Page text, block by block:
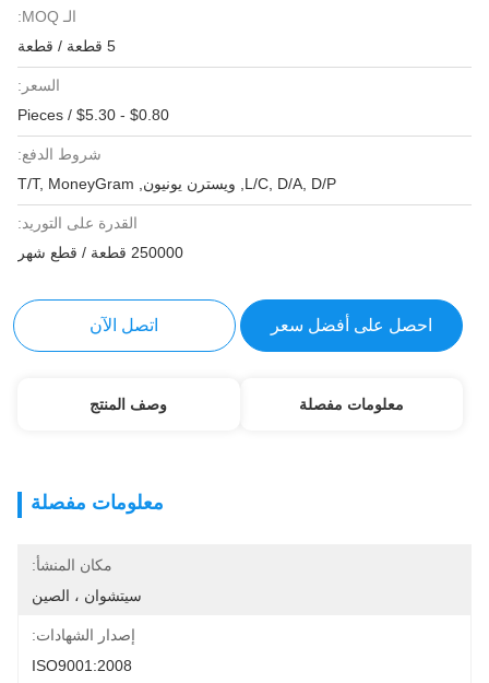
الـ MOQ:
5 قطعة / قطعة
السعر:
$0.80 - $5.30 / Pieces
شروط الدفع:
L/C, D/A, D/P, ويسترن يونيون, T/T, MoneyGram
القدرة على التوريد:
250000 قطعة / قطع شهر
احصل على أفضل سعر اتصل الآن
معلومات مفصلة وصف المنتج
معلومات مفصلة
مكان المنشأ:
سيتشوان ، الصين
إصدار الشهادات:
ISO9001:2008